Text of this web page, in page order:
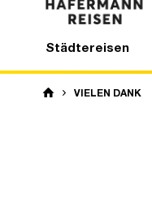
Städtereisen
VIELEN DANK